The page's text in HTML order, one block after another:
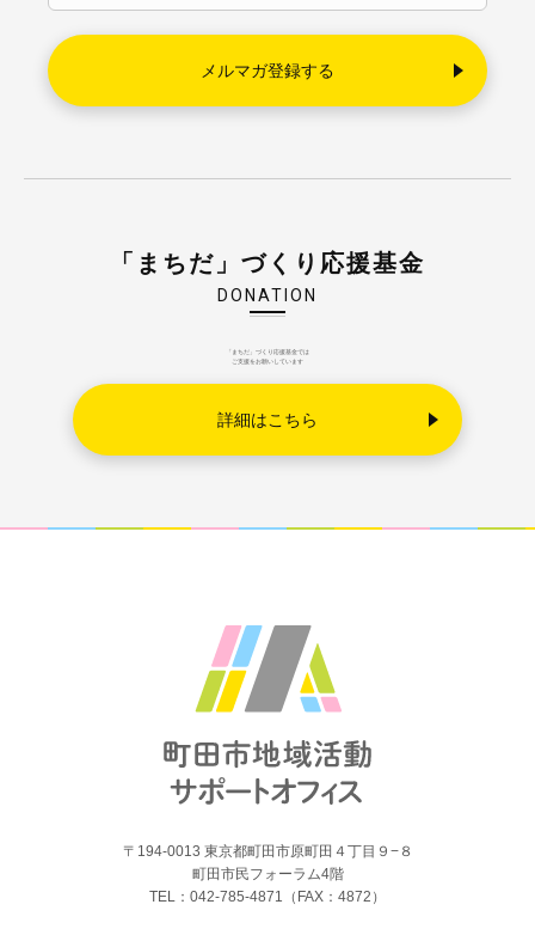
「まちだ」づくり応援基金
DONATION
「まちだ」づくり応援基金では
ご支援をお願いしています
詳細はこちら
〒194-0013 東京都町田市原町田４丁目９−８
町田市民フォーラム4階
TEL：042-785-4871（FAX：4872）